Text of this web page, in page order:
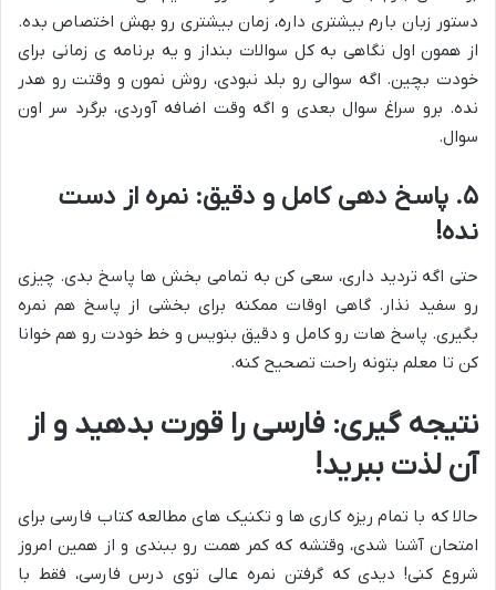
دستور زبان بارم بیشتری داره، زمان بیشتری رو بهش اختصاص بده.
از همون اول نگاهی به کل سوالات بنداز و یه برنامه ی زمانی برای
خودت بچین. اگه سوالی رو بلد نبودی، روش نمون و وقتت رو هدر
نده. برو سراغ سوال بعدی و اگه وقت اضافه آوردی، برگرد سر اون
سوال.
۵. پاسخ دهی کامل و دقیق: نمره از دست
نده!
حتی اگه تردید داری، سعی کن به تمامی بخش ها پاسخ بدی. چیزی
رو سفید نذار. گاهی اوقات ممکنه برای بخشی از پاسخ هم نمره
بگیری. پاسخ هات رو کامل و دقیق بنویس و خط خودت رو هم خوانا
کن تا معلم بتونه راحت تصحیح کنه.
نتیجه گیری: فارسی را قورت بدهید و از
آن لذت ببرید!
حالا که با تمام ریزه کاری ها و تکنیک های مطالعه کتاب فارسی برای
امتحان آشنا شدی، وقتشه که کمر همت رو ببندی و از همین امروز
شروع کنی! دیدی که گرفتن نمره عالی توی درس فارسی، فقط با